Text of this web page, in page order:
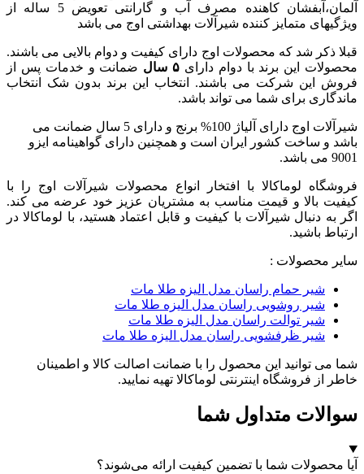
آلمان،آبفشان کاهنده مصرف آب و گارانتی تعویض 5 ساله از
ویژگیهای ‏متمایز کننده شیرآلات بهداشتی اوج می باشد
قبلا ذکر شد که محصولات اوج دارای کیفیت و دوام بالایی می باشند.
محصولات این برند با دوام دارای ۵ سال
ضمانت و خدمات پس از
فروش این شرکت می باشند. انتخاب این برند بدون شک انتخاب
ماندگاری برای شما می تواند باشد.
شیرآلات اوج دارای آلیاژ 100% برنج و دارای 5 سال ضمانت می
باشد و ساخت کشور ایران است و همچنین دارای گواهینامه ایزو
9001 می باشد.
فروشگاه لوماکالا با افتخار انواع محصولات شیرآلات اوج را با
کیفیت بالا و قیمت مناسب به مشتریان عزیز خود عرضه می کند.
اگر به دنبال شیرآلات با کیفیت و قابل اعتماد هستید، با لوماکالا در
ارتباط باشید.
سایر محصولات :
شیر حمام راسان مدل الیزه طلا مات
شیر روشویی راسان مدل الیزه طلا مات
شیر توالت راسان مدل الیزه طلا مات
شیر ظرفشویی راسان مدل الیزه طلا مات
شما می توانید این محصول را با ضمانت اصالت کالا و اطمینان
خاطر از فروشگاه اینترنتی لوماکالا تهیه نمایید.
سوالات متداول شما
آیا محصولات شما با تضمین کیفیت ارائه می‌شوند؟